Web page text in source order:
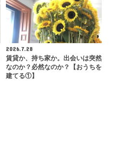
2026.7.28
賃貸か、持ち家か。出会いは突然
なのか？必然なのか？【おうちを
建てる①】